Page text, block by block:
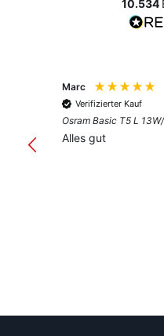
10.534
Marc
Verifizierter Kauf
Osram Basic T5 L
Alles gut